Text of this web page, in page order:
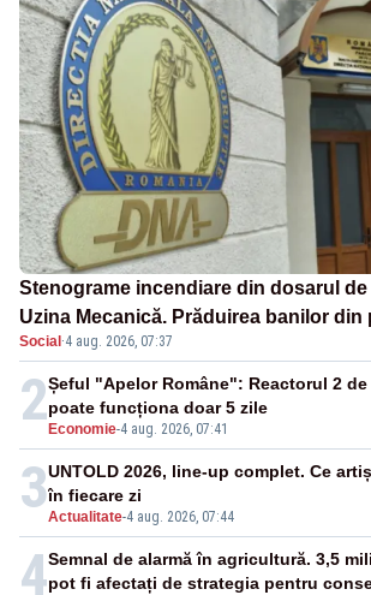
Stenograme incendiare din dosarul
Uzina Mecanică. Prăduirea banilor din
SAFE, interceptată de DNA
Social ·4 aug. 2026, 07:37
2 Economie-4 aug. 2026, 07:41
Șeful "Apelor Române": Reactorul 2 de
poate funcționa doar 5 zile
3Actualitate-4 aug. 2026, 07:44
UNTOLD 2026, line-up complet. Ce
în fiecare zi
4Semnal de alarmă în agricultură. 3,5
pot fi afectați de strategia pentru